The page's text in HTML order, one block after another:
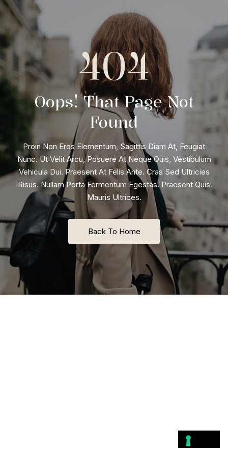
404
Oops! That Page Not
Found
Proin Non Eros Elementum, Sagittis Diam At, Feugiat
Nunc. Ut Velit Arcu, Posuere At Neque Quis, Vestibulum
Vehicula Dui. Praesent At Felis Ante. Cras Sed Ultricies
Risus. Nullam Porta Fermentum Egestas. Praesent Quis
Mauris Ultrices.
Back To Home